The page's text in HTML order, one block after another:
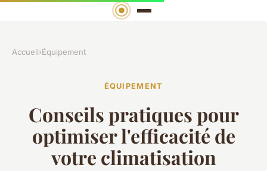
Accueil›Équipement
ÉQUIPEMENT
Conseils pratiques pour
optimiser l'efficacité de
votre climatisation